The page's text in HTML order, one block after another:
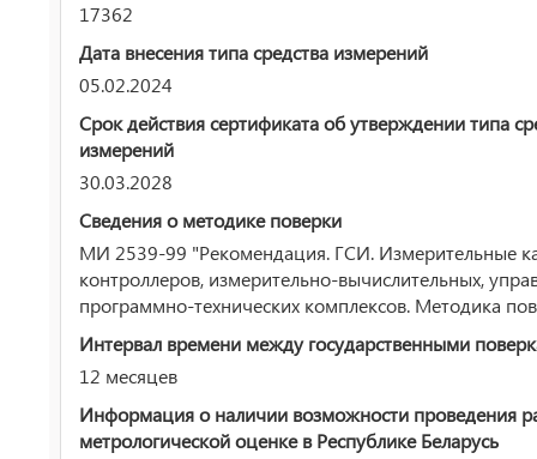
17362
Дата внесения типа средства измерений
05.02.2024
Срок действия сертификата об утверждении типа
измерений
30.03.2028
Сведения о методике поверки
МИ 2539-99 "Рекомендация. ГСИ. Измерительные
контроллеров, измерительно-вычислительных,
программно-технических комплексов. Методика
Интервал времени между государственными
12 месяцев
Информация о наличии возможности проведения
метрологической оценке в Республике Беларусь